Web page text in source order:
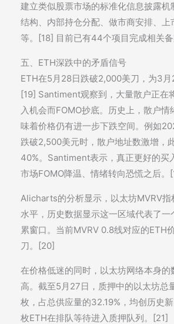
建立类似股票市场的标准化信息披露机
结构、内部持仓分配、做市商安排、上
等。[18] 目前已有44个项目完成相关备
五、ETH深跌中的矛盾信号
ETH在5月28日跌破2,000美刀，为3月
[19] Santiment观察到，大量散户正在
入机会而FOMO抄底。历史上，散户情
味着价格仍有进一步下跌空间。例如
跌破2,500美元时，散户地址数激增，
40%。Santiment表示，真正更好的买
市场FOMO降温、情绪转向恐慌之后。
Alicharts的分析显示，以太坊MVRV指
水平，历史数据显示这一区域代表了一
累窗口。当前MVRV 0.8线对应的ETH
刀。[20]
在价格低迷的同时，以太坊网络本身的
高。截至5月27日，质押中的以太坊总
枚，占总供应量的32.19%，均创历史
枚ETH在排队等待进入质押队列。[21]